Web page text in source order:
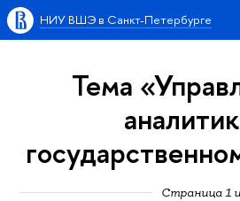
НИУ ВШЭ в Санкт-Петербурге
Тема
Страница 1